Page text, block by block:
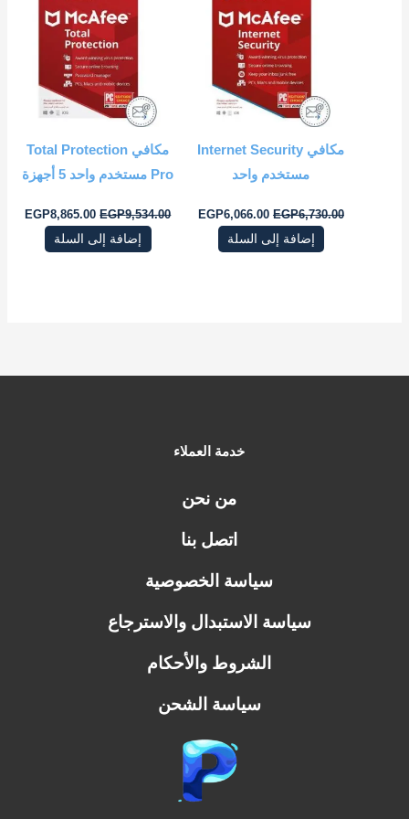
مكافي Internet Security
مستخدم واحد
EGP6,730.00
هو:
EGP6,730.00.
EGP6,066.00
إضافة إلى السلة
مكافي Total Protection
Pro مستخدم واحد 5 أجهزة
EGP9,534.00
هو:
EGP9,534.00.
EGP8,865.00
إضافة إلى السلة
خدمة العملاء
من نحن
اتصل بنا
سياسة الخصوصية
سياسة الاستبدال والاسترجاع
الشروط والأحكام
سياسة الشحن